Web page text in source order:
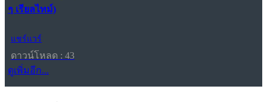
ๆ เรียลไทม์)
แชร์แวร์
ดาวน์โหลด : 43
ดูเพิ่มอีก...